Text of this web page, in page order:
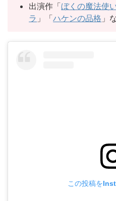
出演作「ぼくの魔法使
ラ 」「ハケンの品格 」
この投稿を